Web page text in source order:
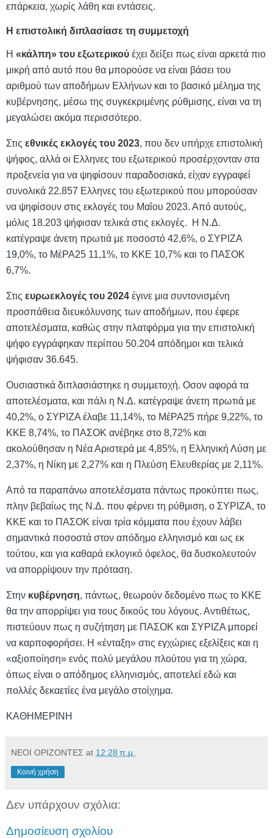
επάρκεια, χωρίς λάθη και εντάσεις.
Η επιστολική διπλασίασε τη συμμετοχή
Η «κάλπη» του εξωτερικού έχει δείξει πως είναι αρκετά πιο
μικρή από αυτό που θα μπορούσε να είναι βάσει του
αριθμού των αποδήμων Ελλήνων και το βασικό μέλημα της
κυβέρνησης, μέσω της συγκεκριμένης ρύθμισης, είναι να τη
μεγαλώσει ακόμα περισσότερο.
Στις εθνικές εκλογές του 2023, που δεν υπήρχε επιστολική
ψήφος, αλλά οι Ελληνες του εξωτερικού προσέρχονταν στα
προξενεία για να ψηφίσουν παραδοσιακά, είχαν εγγραφεί
συνολικά 22.857 Ελληνες του εξωτερικού που μπορούσαν
να ψηφίσουν στις εκλογές του Μαΐου 2023. Από αυτούς,
μόλις 18.203 ψήφισαν τελικά στις εκλογές.
Η Ν.Δ.
κατέγραψε άνετη πρωτιά με ποσοστό 42,6%, ο ΣΥΡΙΖΑ
19,0%, το MέΡΑ25 11,1%, το ΚΚΕ 10,7% και το ΠΑΣΟΚ
6,7%.
Στις ευρωεκλογές του 2024 έγινε μια συντονισμένη
προσπάθεια διευκόλυνσης των αποδήμων, που έφερε
αποτελέσματα, καθώς στην πλατφόρμα για την επιστολική
ψήφο εγγράφηκαν περίπου 50.204 απόδημοι και τελικά
ψήφισαν 36.645.
Ουσιαστικά διπλασιάστηκε η συμμετοχή. Οσον αφορά τα
αποτελέσματα, και πάλι η Ν.Δ. κατέγραψε άνετη πρωτιά με
40,2%, ο ΣΥΡΙΖΑ έλαβε 11,14%, το ΜέΡΑ25 πήρε 9,22%, το
ΚΚΕ 8,74%, το ΠΑΣΟΚ ανέβηκε στο 8,72% και
ακολούθησαν η Νέα Αριστερά με 4,85%, η Ελληνική Λύση με
2,37%, η Νίκη με 2,27% και η Πλεύση Ελευθερίας με 2,11%.
Από τα παραπάνω αποτελέσματα πάντως προκύπτει πως,
πλην βεβαίως της Ν.Δ. που φέρνει τη ρύθμιση, ο ΣΥΡΙΖΑ, το
ΚΚΕ και το ΠΑΣΟΚ είναι τρία κόμματα που έχουν λάβει
σημαντικά ποσοστά στον απόδημο ελληνισμό και ως εκ
τούτου, και για καθαρά εκλογικό όφελος, θα δυσκολευτούν
να απορρίψουν την πρόταση.
Στην κυβέρνηση, πάντως, θεωρούν δεδομένο πως το ΚΚΕ
θα την απορρίψει για τους δικούς του λόγους. Αντιθέτως,
πιστεύουν πως η συζήτηση με ΠΑΣΟΚ και ΣΥΡΙΖΑ μπορεί
να καρποφορήσει. Η «ένταξη» στις εγχώριες εξελίξεις και η
«αξιοποίηση» ενός πολύ μεγάλου πλούτου για τη χώρα,
όπως είναι ο απόδημος ελληνισμός, αποτελεί εδώ και
πολλές δεκαετίες ένα μεγάλο στοίχημα.
ΚΑΘΗΜΕΡΙΝΗ
ΝΕΟΙ ΟΡΙΖΟΝΤΕΣ at 12:28 π.μ.
Κοινή χρήση
Δεν υπάρχουν σχόλια:
Δημοσίευση σχολίου